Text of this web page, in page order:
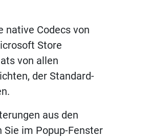
native Codecs von
Store
von allen
der Standard-
aus den
im Popup-Fenster